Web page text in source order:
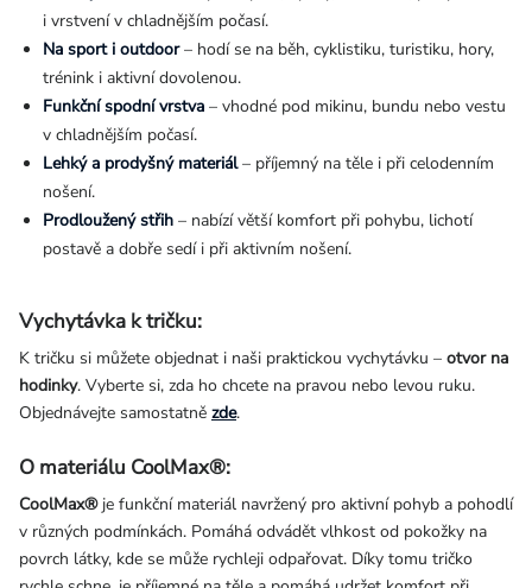
i vrstvení v chladnějším počasí.
Na sport i outdoor– hodí se na běh, cyklistiku, turistiku, hory,
trénink i aktivní dovolenou.
Funkční spodní vrstva – vhodné pod mikinu, bundu nebo vestu
v chladnějším počasí.
Lehký a prodyšný materiál– příjemný na těle i při celodenním
nošení.
Prodloužený střih – nabízí větší komfort při pohybu, lichotí
postavě a dobře sedí i při aktivním nošení.
Vychytávka k tričku:
K tričku si můžete objednat i naši praktickou vychytávku – otvor na
hodinky. Vyberte si, zda ho chcete na pravou nebo levou ruku.
Objednávejte samostatně zde.
O materiálu CoolMax®:
CoolMax®je funkční materiál navržený pro aktivní pohyb a pohodlí
v různých podmínkách. Pomáhá odvádět vlhkost od pokožky na
povrch látky, kde se může rychleji odpařovat. Díky tomu tričko